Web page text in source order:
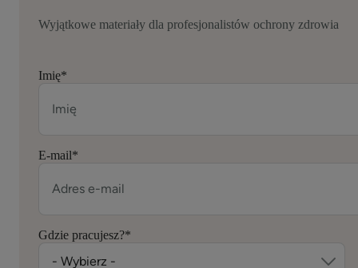
Wyjątkowe materiały dla profesjonalistów ochrony zdrowia
Imię*
E-mail*
Gdzie pracujesz?*